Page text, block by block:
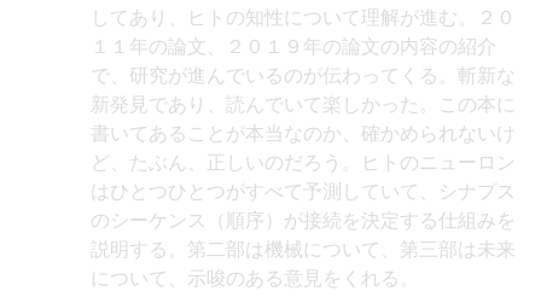
してあり、ヒトの知性について理解が進む。２０
１１年の論文、２０１９年の論文の内容の紹介
で、研究が進んでいるのが伝わってくる。斬新な
新発見であり、読んでいて楽しかった。この本に
書いてあることが本当なのか、確かめられないけ
ど、たぶん、正しいのだろう。ヒトのニューロン
はひとつひとつがすべて予測していて、シナプス
のシーケンス（順序）が接続を決定する仕組みを
説明する。第二部は機械について、第三部は未来
について、示唆のある意見をくれる。